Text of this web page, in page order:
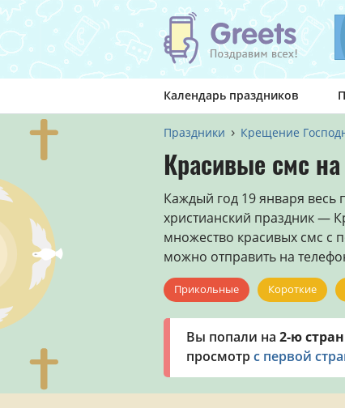
Календарь праздников
Праздники Крещение
Красивые смс
Каждый год 19 января весь
христианский праздник —
множество красивых смс с
можно отправить на
Прикольные Короткие
Вы попали на 2-ю
просмотрс первой